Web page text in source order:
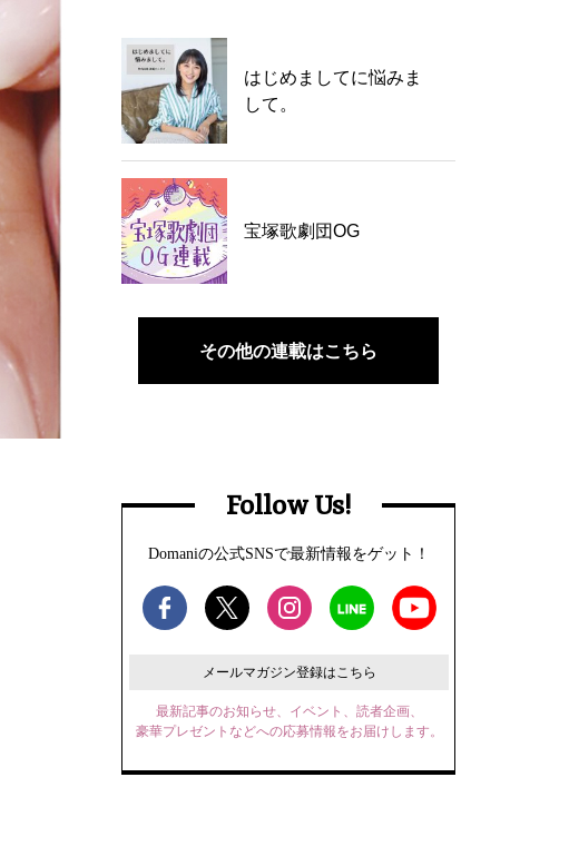
はじめましてに悩みま
して。
宝塚歌劇団OG
その他の連載はこちら
Follow Us!
Domaniの公式SNSで最新情報をゲット！
メールマガジン登録はこちら
最新記事のお知らせ、イベント、読者企画、
豪華プレゼントなどへの応募情報をお届けします。